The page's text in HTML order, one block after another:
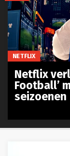
NETFLIX
Netflix
Football’
seizoenen